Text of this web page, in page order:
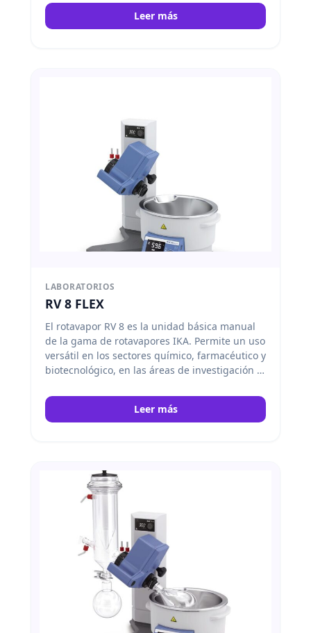
Leer más
LABORATORIOS
RV 8 FLEX
El rotavapor RV 8 es la unidad básica manual
de la gama de rotavapores IKA. Permite un uso
versátil en los sectores químico, farmacéutico y
biotecnológico, en las áreas de investigación y
calidad, en laboratorios y en la construcción de
plantas. Los indicadores digitales de velocidad
Leer más